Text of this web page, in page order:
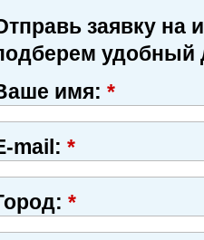
заявку на
удобный
имя: *
mail: *
*